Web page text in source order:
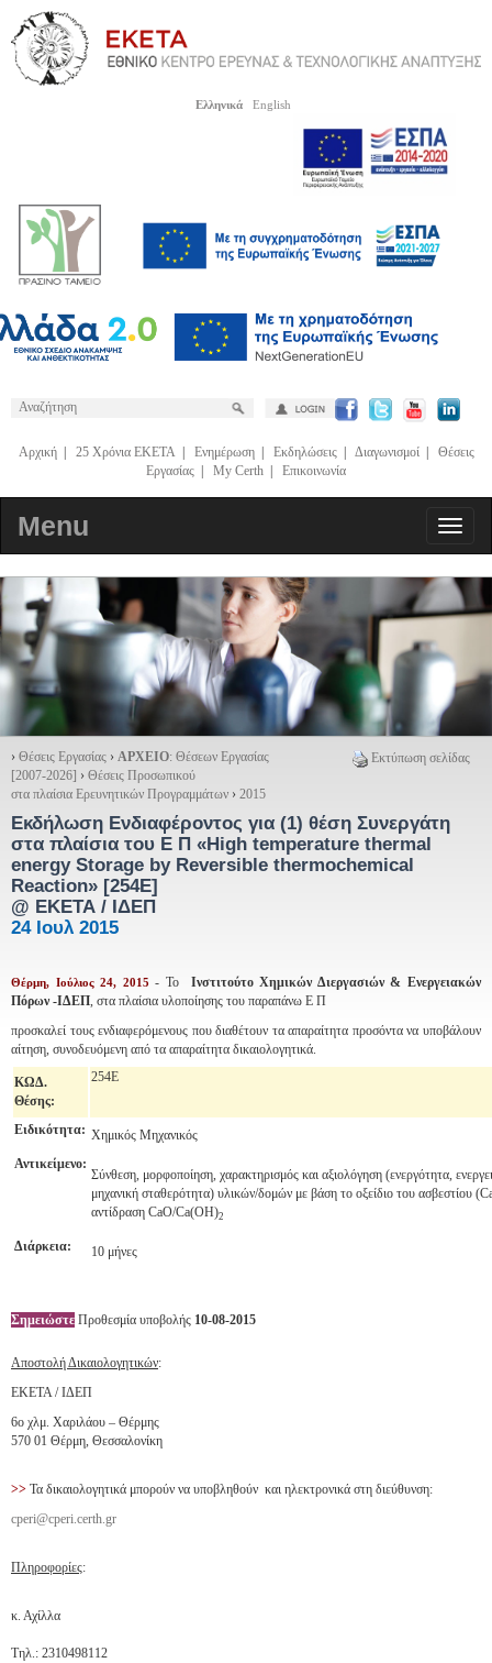
Ελληνικά English
Αρχική| 25 Χρόνια ΕΚΕΤΑ| Ενημέρωση| Εκδηλώσεις| Διαγωνισμοί| Θέσεις
Εργασίας
My Certh Επικοινωνία
Menu
Εκτύπωση σελίδας
› Θέσεις Εργασίας › ΑΡΧΕΙΟ: Θέσεων Εργασίας
[2007-2026] › Θέσεις Προσωπικού
στα πλαίσια Ερευνητικών Προγραμμάτων › 2015
Εκδήλωση Ενδιαφέροντος για (1) θέση Συνεργάτη
στα πλαίσια του Ε Π «High temperature thermal
energy Storage by Reversible thermochemical
Reaction» [254E]
@ ΕΚΕΤΑ / ΙΔΕΠ
24 Ιουλ 2015
Θέρμη, Ιούλιος 24, 2015 - Το
Ινστιτούτο Χημικών Διεργασιών & Ενεργειακών
Πόρων -ΙΔΕΠ, στα πλαίσια υλοποίησης του παραπάνω Ε Π
προσκαλεί τους ενδιαφερόμενους που διαθέτουν τα απαραίτητα προσόντα να υποβάλουν
αίτηση, συνοδευόμενη από τα απαραίτητα δικαιολογητικά.
ΚΩΔ.
Θέσης:
254Ε
Ειδικότητα: Χημικός Μηχανικός
Αντικείμενο:
Σύνθεση, μορφοποίηση, χαρακτηρισμός και αξιολόγηση (ενεργότητα,
μηχανική σταθερότητα) υλικών/δομών με βάση το οξείδιο του ασβεστίου
αντίδραση CaO/Ca(OH)2
Διάρκεια: 10 μήνες
Σημειώστε Προθεσμία υποβολής 10-08-2015
Αποστολή Δικαιολογητικών:
ΕΚΕΤΑ / ΙΔΕΠ
6ο χλμ. Χαριλάου – Θέρμης
570 01 Θέρμη, Θεσσαλονίκη
>> Τα δικαιολογητικά μπορούν να υποβληθούν και ηλεκτρονικά στη διεύθυνση:
cperi@cperi.certh.gr
Πληροφορίες:
κ. Αχίλλα
Τηλ.: 2310498112